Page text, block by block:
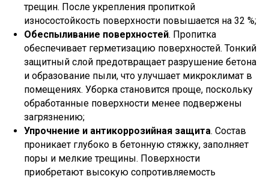
трещин. После укрепления пропиткой
износостойкость поверхности повышается на 32 %;
Обеспыливание поверхностей. Пропитка
обеспечивает герметизацию поверхностей. Тонкий
защитный слой предотвращает разрушение бетона
и образование пыли, что улучшает микроклимат в
помещениях. Уборка становится проще, поскольку
обработанные поверхности менее подвержены
загрязнению;
Упрочнение и антикоррозийная защита. Состав
проникает глубоко в бетонную стяжку, заполняет
поры и мелкие трещины. Поверхности
приобретают высокую сопротивляемость